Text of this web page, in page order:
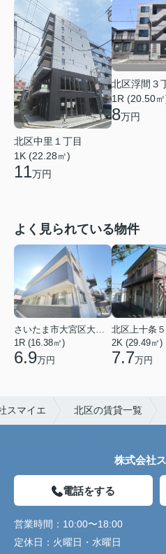
北区中里１丁目
1K (22.28㎡)
11万円
北区浮間３
1R (20.50
8万円
よく見られている物件
1R (16.38㎡)
6.9万円
北区上十条
2K (29.49㎡)
7.7万円
スマイエ 北区の賃貸一覧
株式会社
電話をする
営業時間： 10:00〜18:00
定休日： 火曜日・水曜日